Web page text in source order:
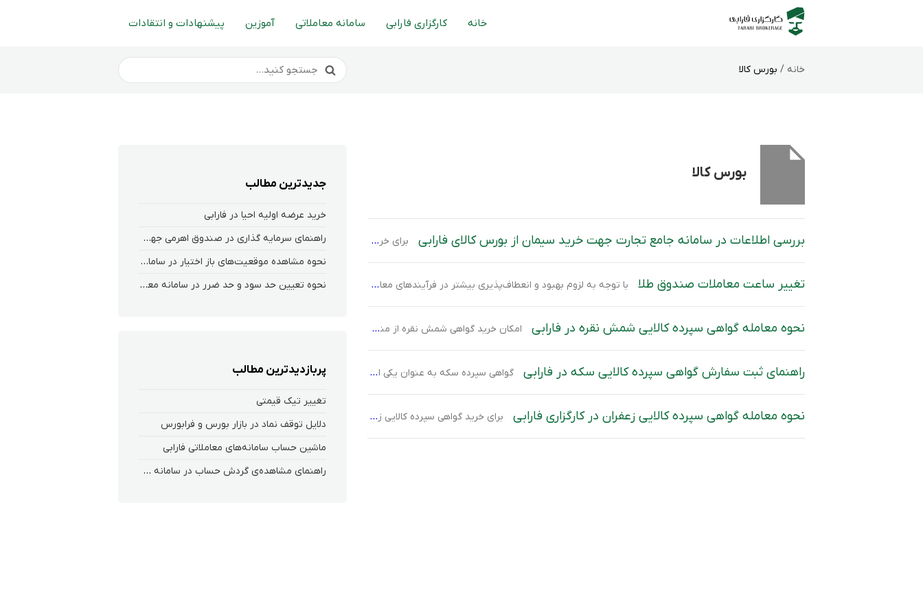
خانه کارگزاری فارابی سامانه معاملاتی آموزین پیشنهادات و انتقادات
خانه / بورس‌ کالا
بورس‌ کالا
بررسی اطلاعات در سامانه جامع تجارت جهت خرید سیمان از بورس کالای فارابی برای خرید سیمان از بورس کالا، ثبت‌نام و تکمیل اطلاعات در سامانه جامع تجارت الزامی است. هرگونه نقص یا اشتباه در این اطلاعات می‌تواند هنگام ارسال سفارش خرید، باعث بروز خطا شود. در این راهنما، مراحل بررسی و اطمینان از صحت و کامل بودن اطلاعات در سامانه جامع تجارت را مرور می‌کنیم تا خریداران پیش […]
تغییر ساعت معاملات صندوق طلا با توجه به لزوم بهبود و انعطاف‌پذیری بیشتر در فرآیندهای معاملاتی بازار سرمایه، مطابق با مصوبه هیئت‌مدیره شرکت بورس کالای ایران، از روز دوشنبه مورخ ۱۴۰۴/۰۱/۱۸ ساعت پایان کلیه معاملات قراردادهای آتی و اختیار معامله، گواهی سپرده کالایی و صندوق‌های کالایی در کلیه دارایی‌های پایه تغییر خواهد کرد. این تغییر به ویژه در بخش معاملات طلا […]
نحوه معامله گواهی سپرده کالایی شمش نقره در فارابی امکان خرید گواهی شمش نقره از منوی “گواهی سپرده” سامانه صحرا آتی کالا فراهم است.
راهنمای ثبت سفارش گواهی سپرده کالایی سکه در فارابی گواهی سپرده سکه به عنوان یکی از ابزارهای مالی مدرن، امکان مالکیت و سرمایه‌گذاری در سکه‌های طلا را به شیوه‌ای ساده‌تر و کم‌ هزینه‌تر فراهم می‌کند. این گواهی‌ها که به پشتوانه دارایی‌های پایه همچون سکه طلا صادر می‌شوند، نشان‌دهنده مالکیت شما بر تعداد معینی سکه طلا هستند که در انبارهای تاییدشده بورس کالا نگهداری می‌شوند. […]
نحوه معامله گواهی سپرده کالایی زعفران در کارگزاری فارابی برای خرید گواهی سپرده کالایی زعفران از بورس نیاز است پس از ثبت نام و احراز هویت سجام در کارگزاری فارابی نیز ثبت نام کنید. ثبت نام در کارگزاری فارابی با نام کاربری و رمز عبور وارد سامانه معاملاتی کارگزاری فارابی شوید و مطابق با راهنمای زیر جهت ثبت سفارش اقدام کنید. ورود به سامانه […]
جدیدترین مطالب
خرید عرضه اولیه احیا در فارابی
راهنمای سرمایه گذاری در صندوق اهرمی جهش
نحوه‌ مشاهده‌ موقعیت‌های باز اختیار در سامانه هلیوم و نکست
نحوه تعیین حد سود و حد ضرر در سامانه معاملاتی کارگزاری فارابی
پربازدیدترین مطالب
تغییر تیک قیمتی
دلایل توقف نماد در بازار بورس و فرابورس
ماشین حساب سامانه‌های معاملاتی فارابی
راهنمای مشاهده‌ی گردش حساب در سامانه معاملاتی ریواس